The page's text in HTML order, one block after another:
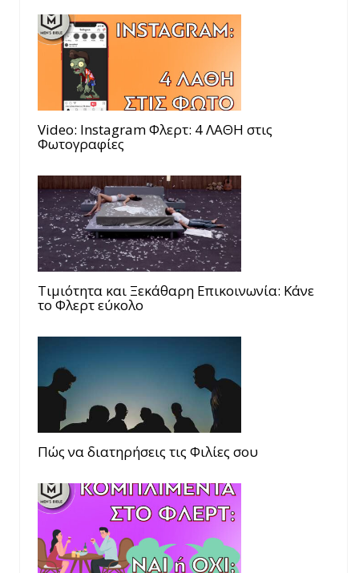
Video: Instagram Φλερτ: 4 ΛΑΘΗ στις
Φωτογραφίες
Τιμιότητα και Ξεκάθαρη Επικοινωνία: Κάνε
το Φλερτ εύκολο
Πώς να διατηρήσεις τις Φιλίες σου